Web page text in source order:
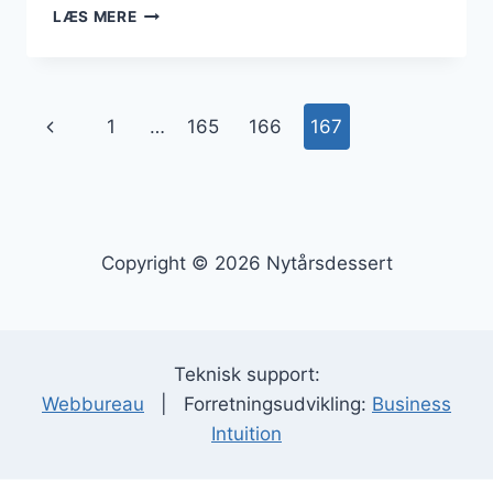
LÆS MERENYTÅRSDESSERT
Side
Forrige
1 … 165 166 167
Copyright © 2026 Nytårsdessert
Teknisk support:
Webbureau | Forretningsudvikling: Business
Intuition